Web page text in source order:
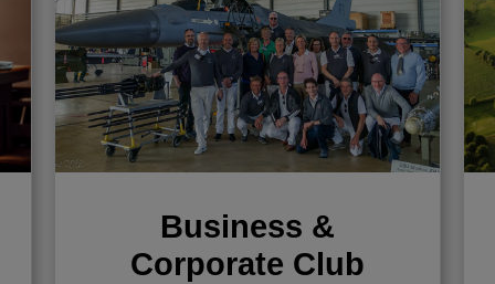
Business &
Corporate Club